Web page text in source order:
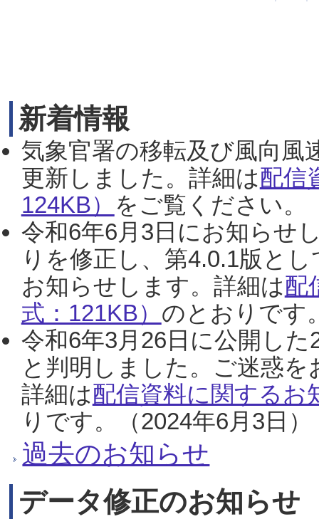
新着情報
気象官署の移転及び風向風
更新しました。詳細は配信
124KB） をご覧ください。
令和6年6月3日にお知らせ
りを修正し、第4.0.1版と
お知らせします。詳細は配
式：121KB） のとおりです
令和6年3月26日に公開し
と判明しました。ご迷惑
詳細は配信資料に関するお
りです。（2024年6月3日）
過去のお知らせ
データ修正のお知らせ